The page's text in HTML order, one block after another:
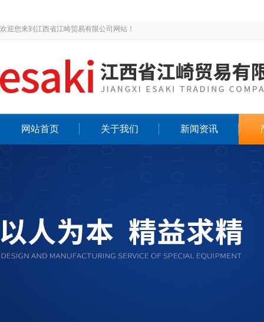
欢迎您来到江西省江崎贸易有限公司网站！
网站首页 关于我们 新闻资讯